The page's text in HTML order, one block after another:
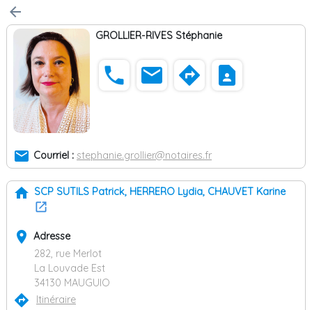
arrow_back
GROLLIER-RIVES Stéphanie
phone email directions contact_page
email Courriel : stephanie.grollier@notaires.fr
home SCP SUTILS Patrick, HERRERO Lydia, CHAUVET Karine
place Adresse
282, rue Merlot
La Louvade Est
34130 MAUGUIO
directions Itinéraire